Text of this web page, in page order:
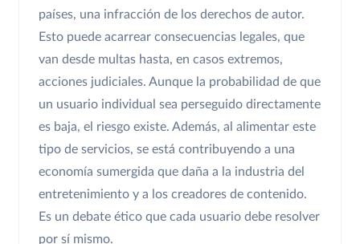
países, una infracción de los derechos de autor.
Esto puede acarrear consecuencias legales, que
van desde multas hasta, en casos extremos,
acciones judiciales. Aunque la probabilidad de que
un usuario individual sea perseguido directamente
es baja, el riesgo existe. Además, al alimentar este
tipo de servicios, se está contribuyendo a una
economía sumergida que daña a la industria del
entretenimiento y a los creadores de contenido.
Es un debate ético que cada usuario debe resolver
por sí mismo.